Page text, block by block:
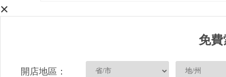
×
免費
開店地區：